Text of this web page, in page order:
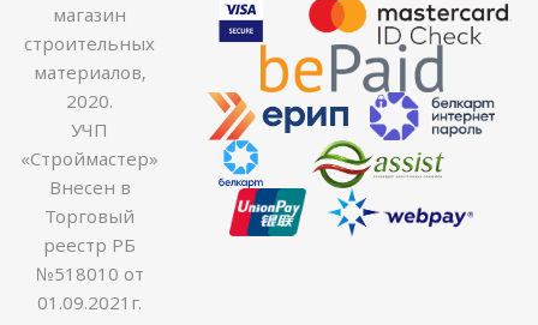
магазин
строительных
материалов,
2020.
УЧП
«Строймастер»
Внесен в
Торговый
реестр РБ
№518010 от
01.09.2021г.